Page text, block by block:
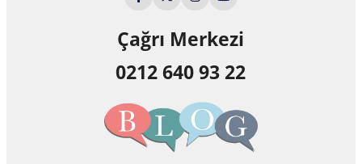
Çağrı Merkezi
0212 640 93 22